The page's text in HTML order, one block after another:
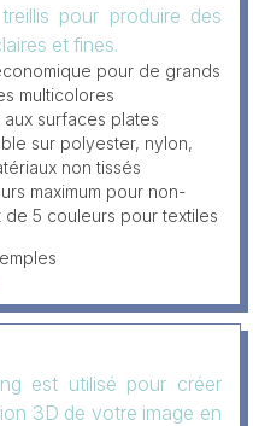
pour produire des
et fines.
pour de grands
multicolores
aux surfaces plates
sur polyester, nylon,
non tissés
maximum pour non-
de 5 couleurs pour textiles
est utilisé pour créer
3D de votre image en